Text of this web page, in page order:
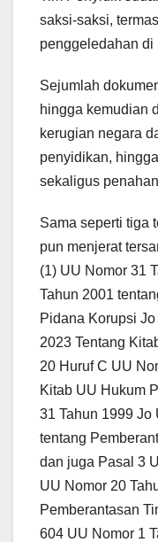
saksi-saksi,
penggeledahan di
Sejumlah
hingga kemudian
kerugian negara
penyidikan,
sekaligus
Sama seperti tiga
pun menjerat
(1) UU Nomor 31
Tahun 2001
Pidana Korupsi
2023 Tentang
20 Huruf C UU
Kitab UU Hukum
31 Tahun 1999 Jo
tentang
dan juga Pasal 3
UU Nomor 20
Pemberantasan
604 UU Nomor 1